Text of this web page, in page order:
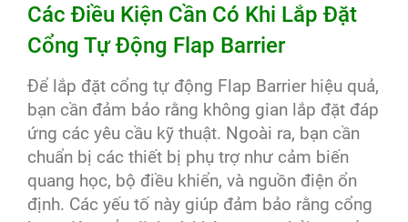
Các Điều Kiện Cần Có Khi Lắp Đặt
Cổng Tự Động Flap Barrier
Để lắp đặt cổng tự động Flap Barrier hiệu quả,
bạn cần đảm bảo rằng không gian lắp đặt đáp
ứng các yêu cầu kỹ thuật. Ngoài ra, bạn cần
chuẩn bị các thiết bị phụ trợ như cảm biến
quang học, bộ điều khiển, và nguồn điện ổn
định. Các yếu tố này giúp đảm bảo rằng cổng